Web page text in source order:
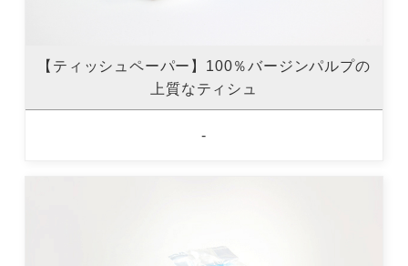
【ティッシュペーパー】100％バージンパルプの
上質なティシュ
-